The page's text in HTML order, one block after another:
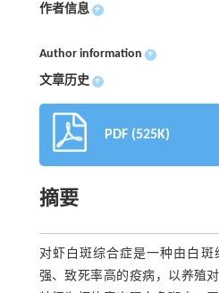
作者信息 +
Author information +
文章历史 +
PDF (525K)
摘要
对虾白斑综合症是一种由白
强、致死率高的疫病，以养殖